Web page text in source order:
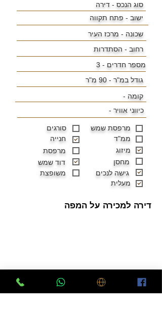
סוג הנכס - דירה
ישוב - פתח תקווה
שכונה - מרכז העיר
רחוב - הסתדרות
מספר חדרים - 3
גודל במ"ר -
קומה -
כיווני אוויר -
סורגים
חנייה
מרפסת
דוד שמש
משופצת
מרפסת שמש
ממ"ד
מיזוג
מחסן
גישה לנכים
מעלית
דירה למכירה על המפה